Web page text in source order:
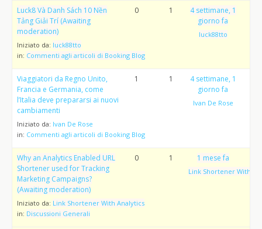
Luck8 Và Danh Sách 10 Nền
Tảng Giải Trí (Awaiting
moderation)
Iniziato da: luck88tto
in: Commenti agli articoli di Booking Blog
0 1
4 settimane, 1
giorno fa
luck88tto
Viaggiatori da Regno Unito,
Francia e Germania, come
l’Italia deve prepararsi ai nuovi
cambiamenti
Iniziato da: Ivan De Rose
in: Commenti agli articoli di Booking Blog
1 1
4 settimane, 1
giorno fa
Ivan De Rose
Why an Analytics Enabled URL
Shortener used for Tracking
Marketing Campaigns?
(Awaiting moderation)
Iniziato da: Link Shortener With Analytics
in: Discussioni Generali
0 1 1 mese fa
Link Shortener With